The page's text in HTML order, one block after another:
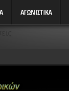
ΑΓΩΝΙΣΤΙΚΆ